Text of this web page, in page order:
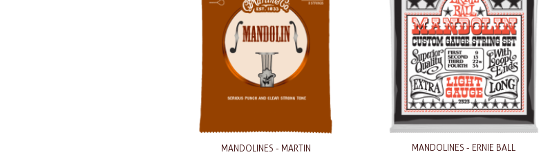
MANDOLINES - MARTIN MANDOLINES - ERNIE BALL